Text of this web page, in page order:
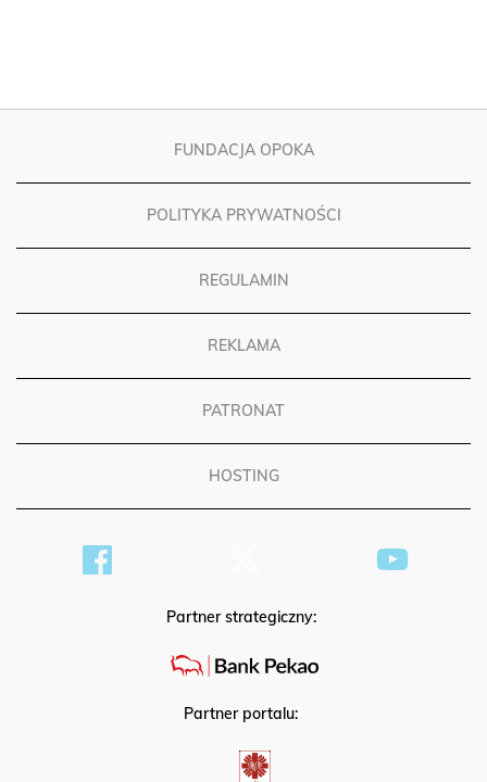
FUNDACJA OPOKA
POLITYKA PRYWATNOŚCI
REGULAMIN
REKLAMA
PATRONAT
HOSTING
Partner strategiczny:
Partner portalu: